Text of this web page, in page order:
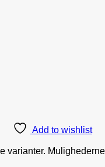
Add to wishlist
varianter.